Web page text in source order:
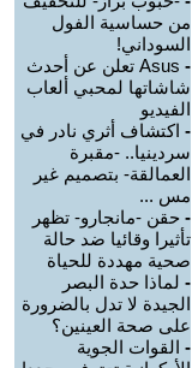
من حساسية الفول
السوداني!
-
Asus تعلن عن أحدث
شاشاتها لمحبي ألعاب
الفيديو
- اكتشاف أثري نادر في
سردينيا.. -مقبرة
العمالقة- بتصميم غير
مس ...
- حقن -مانجارو- تظهر
تأثيرا وقائيا ضد حالة
صحية مهددة للحياة
- لماذا حدة البصر
الجيدة لا تدل بالضرورة
على صحة العينين؟
- القوات الجوية